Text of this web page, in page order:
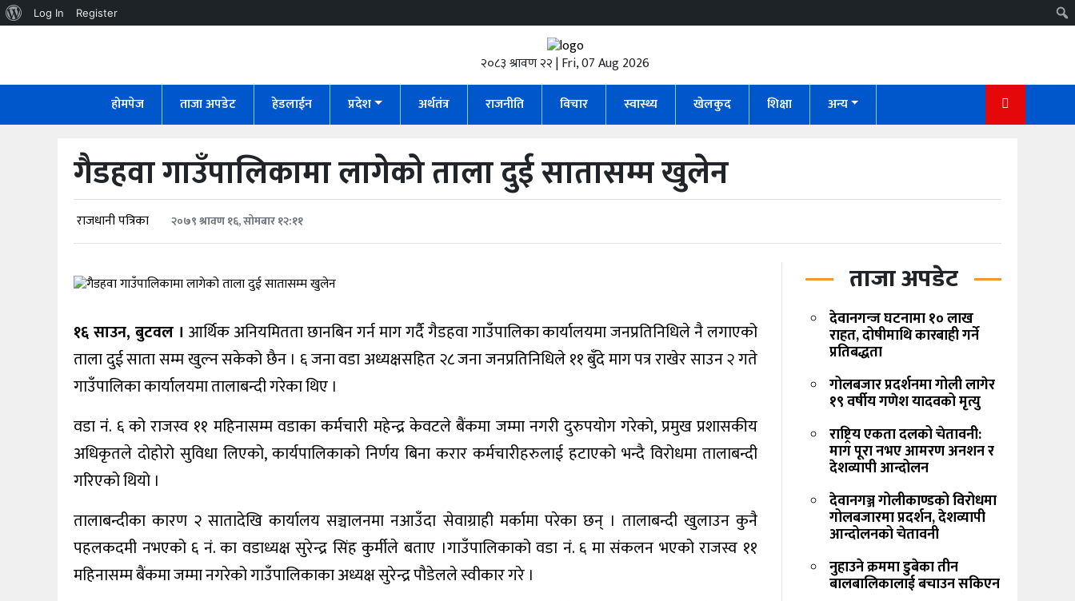
About
Log In Register
२०८३ श्रावण २२ | Fri, 07 Aug 2026
होमपेज
ताजा अपडेट हेडलाईन प्रदेश अर्थतंत्र राजनीति विचार स्वास्थ्य खेलकुद शिक्षा अन्य
गैडहवा गाउँपालिकामा लागेको ताला दुई सातासम्म खुलेन
राजधानी पत्रिका २०७९ श्रावण १६, सोमबार १२:११
१६ साउन, बुटवल । आर्थिक अनियमितता छानबिन गर्न माग गर्दै गैडहवा गाउँपालिका कार्यालयमा जनप्रतिनिधिले नै लगाएको
ताला दुई साता सम्म खुल्न सकेको छैन । ६ जना वडा अध्यक्षसहित २८ जना जनप्रतिनिधिले ११ बुँदे माग पत्र राखेर साउन २ गते
गाउँपालिका कार्यालयमा तालाबन्दी गरेका थिए ।
वडा नंं. ६ को राजस्व ११ महिनासम्म वडाका कर्मचारी महेन्द्र केवटले बैंकमा जम्मा नगरी दुरुपयोग गरेको, प्रमुख प्रशासकीय
अधिकृतले दोहोरो सुविधा लिएको, कार्यपालिकाको निर्णय बिना करार कर्मचारीहरुलाई हटाएको भन्दै विरोधमा तालाबन्दी
गरिएको थियो ।
तालाबन्दीका कारण २ सातादेखि कार्यालय सञ्चालनमा नआउँदा सेवाग्राही मर्कामा परेका छन् । तालाबन्दी खुलाउन कुनै
पहलकदमी नभएको ६ नं. का वडाध्यक्ष सुरेन्द्र सिंह कुर्मीले बताए ।गाउँपालिकाको वडा नं. ६ मा संकलन भएको राजस्व ११
महिनासम्म बैंकमा जम्मा नगरेको गाउँपालिकाका अध्यक्ष सुरेन्द्र पौडेलले स्वीकार गरे ।
ताजा अपडेट
देवानगन्ज घटनामा १० लाख
राहत, दोषीमाथि कारबाही गर्ने
प्रतिबद्धता
गोलबजार प्रदर्शनमा गोली लागेर
१९ वर्षीय गणेश यादवको मृत्यु
राष्ट्रिय एकता दलको चेतावनी:
माग पूरा नभए आमरण अनशन र
देशव्यापी आन्दोलन
देवानगञ्ज गोलीकाण्डको विरोधमा
गोलबजारमा प्रदर्शन, देशव्यापी
आन्दोलनको चेतावनी
नुहाउने क्रममा डुबेका तीन
बालबालिकालाई बचाउन सकिएन